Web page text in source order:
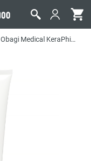
Obagi Medical KeraPhine Body Smoothing Lotion Отшелушивающий лосьон для тела